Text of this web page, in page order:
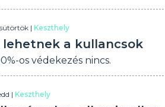
|Keszthely
a kullancsok
os védekezés nincs.
|Keszthely